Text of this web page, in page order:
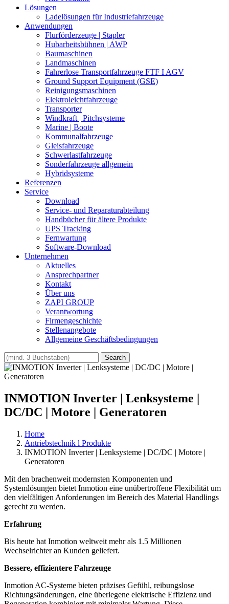
Lösungen
Ladelösungen für Industriefahrzeuge
Anwendungen
Flurförderzeuge | Stapler
Hubarbeitsbühnen | AWP
Baumaschinen
Landmaschinen
Fahrerlose Transportfahrzeuge FTF I AGV
Ground Support Equipment (GSE)
Reinigungsmaschinen
Elektroleichtfahrzeuge
Transporter
Windkraft | Pitchsysteme
Marine | Boote
Kommunalfahrzeuge
Gleisfahrzeuge
Schwerlastfahrzeuge
Sonderfahrzeuge allgemein
Hybridsysteme
Referenzen
Service
Download
Service- und Reparaturabteilung
Handbücher für ältere Produkte
UPS Tracking
Fernwartung
Software-Download
Unternehmen
Aktuelles
Ansprechpartner
Kontakt
Über uns
ZAPI GROUP
Verantwortung
Firmengeschichte
Stellenangebote
Allgemeine Geschäftsbedingungen
INMOTION Inverter | Lenksysteme |
DC/DC | Motore | Generatoren
Home
Antriebstechnik l Produkte
INMOTION Inverter | Lenksysteme | DC/DC | Motore |
Generatoren
Mit den brachenweit modernsten Komponenten und
Systemlösungen bietet Inmotion eine unübertroffene Flexibilität um
den vielfältigen Anforderungen im Bereich des Material Handlings
gerecht zu werden.
Erfahrung
Bis heute hat Inmotion weltweit mehr als 1.5 Millionen
Wechselrichter an Kunden geliefert.
Bessere, effizientere Fahrzeuge
Inmotion AC-Systeme bieten präzises Gefühl, reibungslose
Richtungsänderungen, eine überlegene elektrische Effizienz und